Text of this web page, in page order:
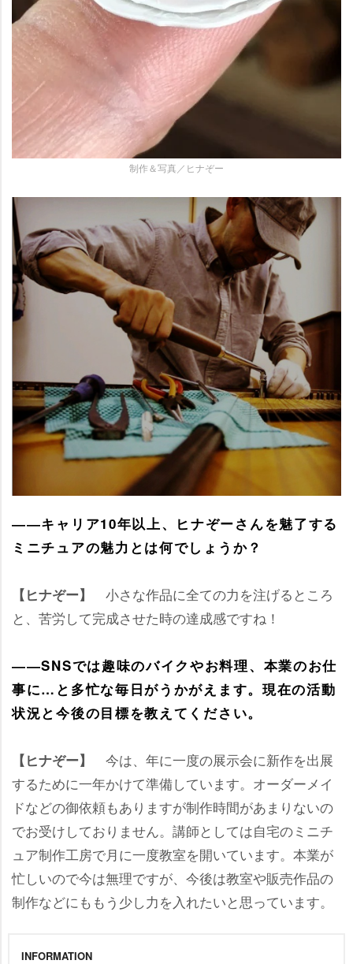
制作＆写真／ヒナぞー
――キャリア10年以上、ヒナぞーさんを魅了する
ミニチュアの魅力とは何でしょうか？
【ヒナぞー】
小さな作品に全ての力を注げるところ
と、苦労して完成させた時の達成感ですね！
――SNSでは趣味のバイクやお料理、本業のお仕
事に…と多忙な毎日がうかがえます。現在の活動
状況と今後の目標を教えてください。
【ヒナぞー】
今は、年に一度の展示会に新作を出展
するために一年かけて準備しています。オーダーメイ
ドなどの御依頼もありますが制作時間があまりないの
でお受けしておりません。講師としては自宅のミニチ
ュア制作工房で月に一度教室を開いています。本業が
忙しいので今は無理ですが、今後は教室や販売作品の
制作などにももう少し力を入れたいと思っています。
INFORMATION